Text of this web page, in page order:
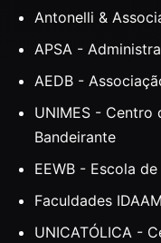
Antonelli &
APSA -
AEDB -
UNIMES - Centro
Bandeirante
EEWB - Escola
Faculdades IDAAM
UNICATÓLICA -